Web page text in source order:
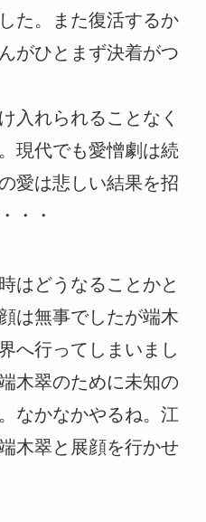
た。また復活するか
がひとまず決着がつ
入れられることなく
現代でも愛憎劇は続
愛は悲しい結果を招
・・
はどうなることかと
は無事でしたが端木
へ行ってしまいまし
木翠のために未知の
なかなかやるね。江
木翠と展顔を行かせ